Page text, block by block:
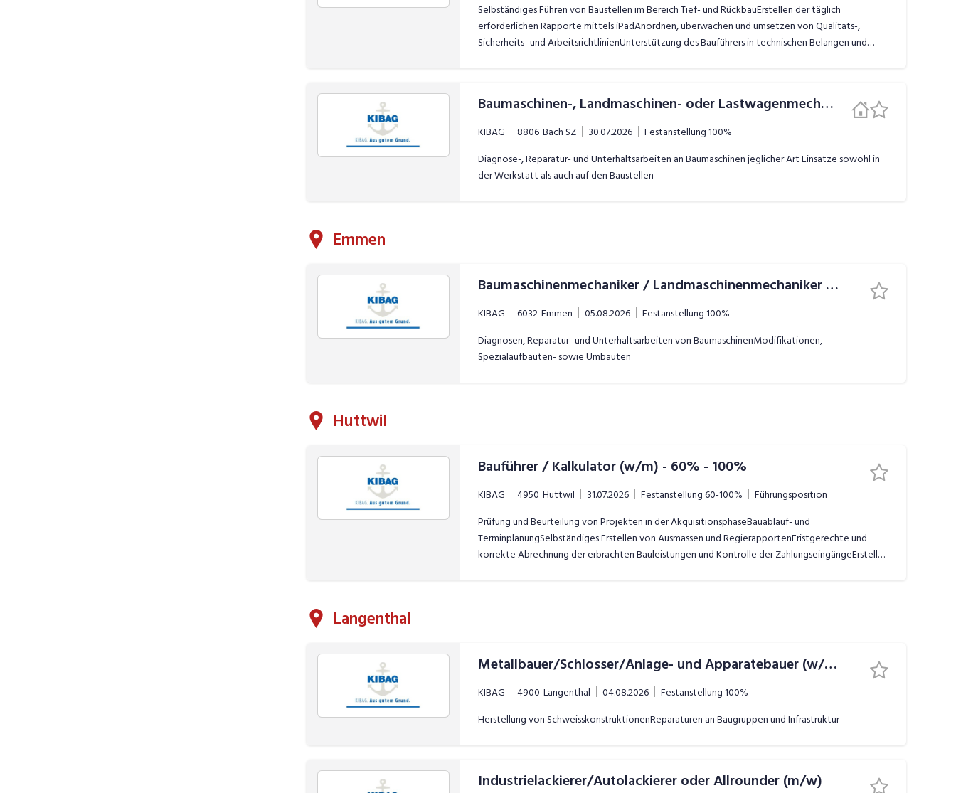
Selbständiges Führen von Baustellen im Bereich Tief- und RückbauErstellen der täglich
erforderlichen Rapporte mittels iPadAnordnen, überwachen und umsetzen von Qualitäts-,
Sicherheits- und ArbeitsrichtlinienUnterstützung des Bauführers in technischen Belangen und
Baumaschinen-, Landmaschinen- oder Lastwagenmechaniker (w/m)
KIBAG 8806 Bäch SZ 30.07.2026 Festanstellung100%
Diagnose-, Reparatur- und Unterhaltsarbeiten an Baumaschinen jeglicher Art Einsätze sowohl in
der Werkstatt als auch auf den Baustellen
Emmen
Baumaschinenmechaniker / Landmaschinenmechaniker (w/m)
KIBAG 6032 Emmen 05.08.2026 Festanstellung100%
Diagnosen, Reparatur- und Unterhaltsarbeiten von BaumaschinenModifikationen,
Spezialaufbauten- sowie Umbauten
Huttwil
Bauführer / Kalkulator (w/m) - 60% - 100%
KIBAG 4950 Huttwil 31.07.2026 Festanstellung60-100%
Führungsposition
Prüfung und Beurteilung von Projekten in der AkquisitionsphaseBauablauf- und
TerminplanungSelbständiges Erstellen von Ausmassen und RegierapportenFristgerechte und
korrekte Abrechnung der erbrachten Bauleistungen und Kontrolle der ZahlungseingängeErstellen
Langenthal
Metallbauer/Schlosser/Anlage- und Apparatebauer (w/m)
KIBAG 4900 Langenthal 04.08.2026 Festanstellung100%
Herstellung von SchweisskonstruktionenReparaturen an Baugruppen und Infrastruktur
Industrielackierer/Autolackierer oder Allrounder (m/w)